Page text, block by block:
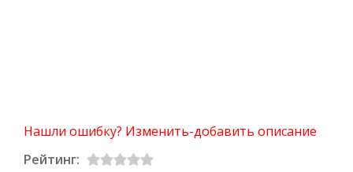
Нашли ошибку? Изменить-добавить описание
Рейтинг: